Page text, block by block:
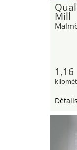
Mill
1,16
Détails